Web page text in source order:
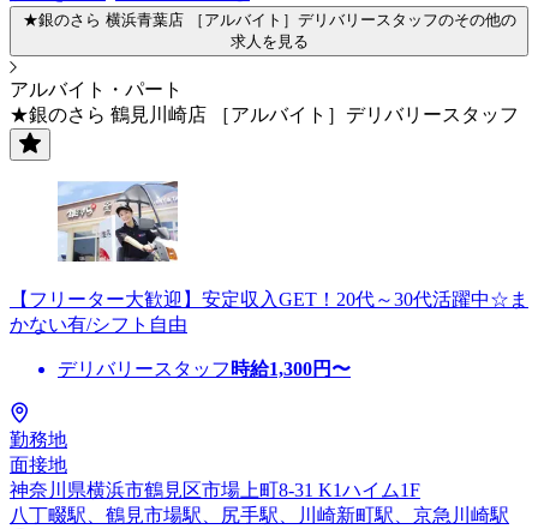
★銀のさら 横浜青葉店 ［アルバイト］デリバリースタッフのその他の
求人を見る
アルバイト・パート
★銀のさら 鶴見川崎店 ［アルバイト］デリバリースタッフ
【フリーター大歓迎】安定収入GET！20代～30代活躍中☆ま
かない有/シフト自由
デリバリースタッフ 時給1,300円〜
勤務地
面接地
神奈川県横浜市鶴見区市場上町8-31 K1ハイム1F
八丁畷駅、鶴見市場駅、尻手駅、川崎新町駅、京急川崎駅